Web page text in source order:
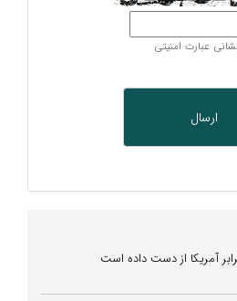
عبارت امنیتی
آمریکا از دست داده است